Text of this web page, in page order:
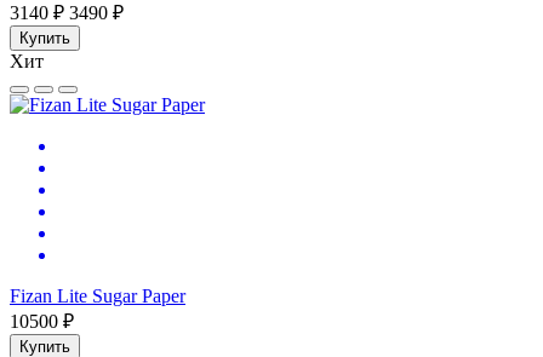
3140 ₽ 3490 ₽
Купить
Хит
Fizan Lite Sugar Paper
10500 ₽
Купить